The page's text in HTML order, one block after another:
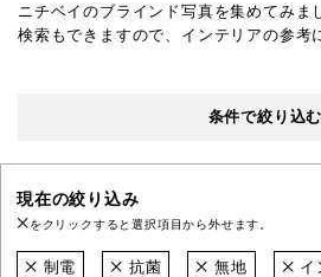
ニチベイのブラインド写真を集めてみま
検索もできますので、インテリアの参考
条件で絞り込む
現在の絞り込み
をクリックすると選択項目から外せます。
制電 抗菌 無地 イ